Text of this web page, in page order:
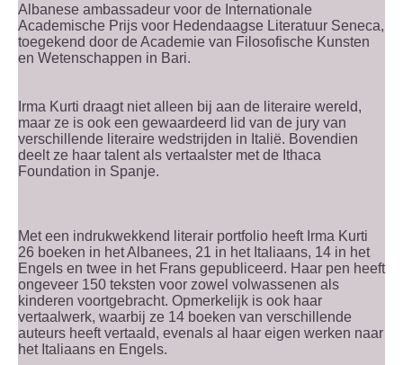
Albanese ambassadeur voor de Internationale
Academische Prijs voor Hedendaagse Literatuur Seneca,
toegekend door de Academie van Filosofische Kunsten
en Wetenschappen in Bari.
Irma Kurti draagt niet alleen bij aan de literaire wereld,
maar ze is ook een gewaardeerd lid van de jury van
verschillende literaire wedstrijden in Italië. Bovendien
deelt ze haar talent als vertaalster met de Ithaca
Foundation in Spanje.
Met een indrukwekkend literair portfolio heeft Irma Kurti
26 boeken in het Albanees, 21 in het Italiaans, 14 in het
Engels en twee in het Frans gepubliceerd. Haar pen heeft
ongeveer 150 teksten voor zowel volwassenen als
kinderen voortgebracht. Opmerkelijk is ook haar
vertaalwerk, waarbij ze 14 boeken van verschillende
auteurs heeft vertaald, evenals al haar eigen werken naar
het Italiaans en Engels.